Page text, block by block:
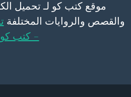
والقصص والروايات المختلفة
– كتب كو